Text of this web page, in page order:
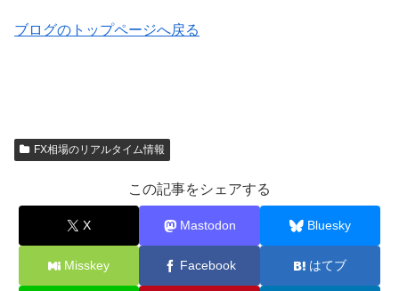
ブログのトップページへ戻る
FX相場のリアルタイム情報
この記事をシェアする
X Mastodon Bluesky
Misskey Facebook はてブ